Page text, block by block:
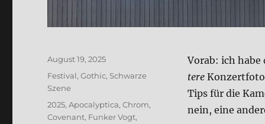
Vor­ab: ich habe
te­re
Tips für die
nein, eine
Veröffentlicht
August 19, 2025
Kategorien
Festival,Gothic, Schwarze
Szene
Schlagwörter
2025,Apocalyptica,Chrom,
Covenant, Funker Vogt,